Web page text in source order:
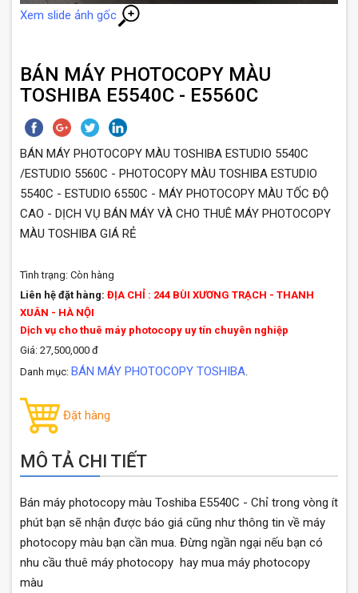
Xem slide ảnh gốc
BÁN MÁY PHOTOCOPY MÀU
TOSHIBA E5540C - E5560C
BÁN MÁY PHOTOCOPY MÀU TOSHIBA ESTUDIO 5540C
/ESTUDIO 5560C - PHOTOCOPY MÀU TOSHIBA ESTUDIO
5540C - ESTUDIO 6550C - MÁY PHOTOCOPY MÀU TỐC ĐỘ
CAO - DỊCH VỤ BÁN MÁY VÀ CHO THUÊ MÁY PHOTOCOPY
MÀU TOSHIBA GIÁ RẺ
Tình trạng: Còn hàng
Liên hệ đặt hàng: ĐỊA CHỈ : 244 BÙI XƯƠNG TRẠCH - THANH
XUÂN - HÀ NỘI
Dịch vụ cho thuê máy photocopy uy tín chuyên nghiệp
Giá: 27,500,000 đ
Danh mục: BÁN MÁY PHOTOCOPY TOSHIBA.
Đặt hàng
MÔ TẢ CHI TIẾT
Bán máy photocopy màu Toshiba E5540C - Chỉ trong vòng ít
phút bạn sẽ nhận được báo giá cũng như thông tin về máy
photocopy màu bạn cần mua. Đừng ngần ngại nếu bạn có
nhu cầu thuê máy photocopy hay mua máy photocopy
màu